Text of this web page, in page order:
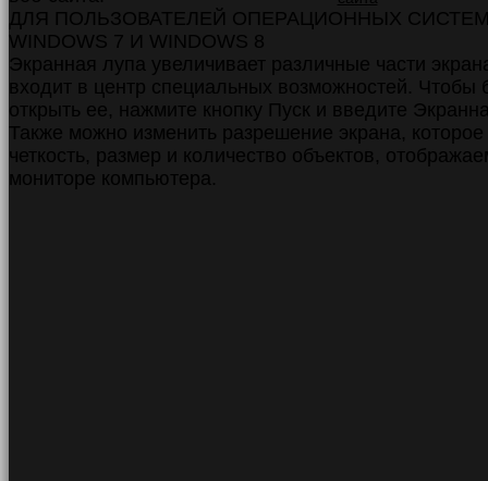
ДЛЯ ПОЛЬЗОВАТЕЛЕЙ ОПЕРАЦИОННЫХ
WINDOWS 7 И WINDOWS 8
Экранная лупа увеличивает различные части
входит в центр специальных возможностей. Чтобы
открыть ее, нажмите кнопку Пуск и введите
Также можно изменить разрешение экрана,
четкость, размер и количество объектов,
мониторе компьютера.